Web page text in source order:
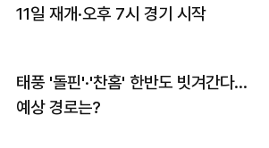
11일 재개·오후 7시 경기 시작
태풍 '돌핀'·'찬홈' 한반도 빗겨간다…
예상 경로는?